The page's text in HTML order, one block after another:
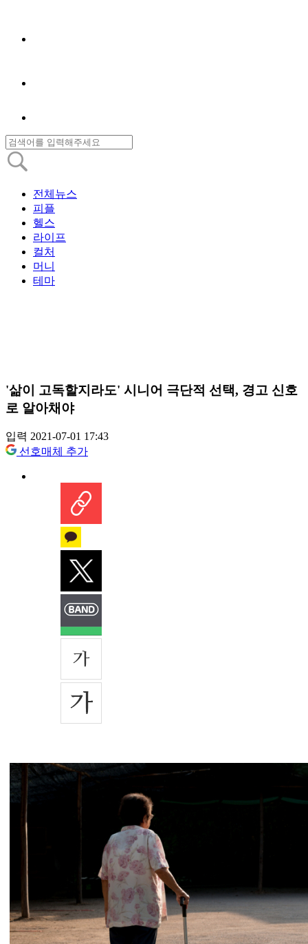
전체뉴스
피플
헬스
라이프
컬처
머니
테마
'삶이 고독할지라도' 시니어 극단적 선택, 경고 신호
로 알아채야
입력 2021-07-01 17:43
선호매체 추가